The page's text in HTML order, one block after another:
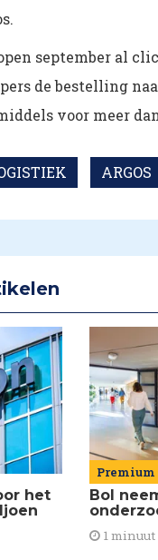
september al
de bestelling
voor meer
ARGOS
het
Premium
Bol
1 minuut